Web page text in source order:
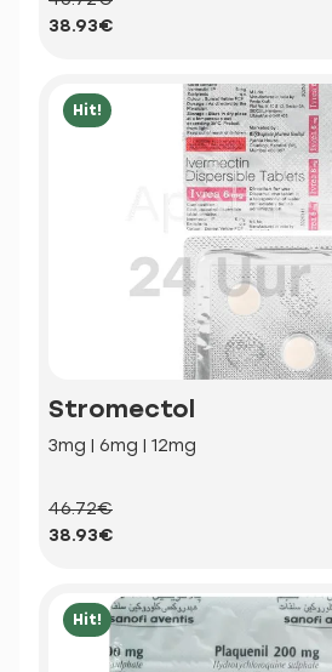
38.93€
Hit!
Stromectol
3mg | 6mg | 12mg
46.72€
38.93€
Hit!